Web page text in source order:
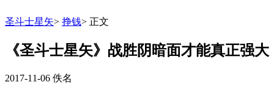
圣斗士星矢> 挣钱> 正文
《圣斗士星矢》战胜阴暗面才能真正强大
2017-11-06 佚名